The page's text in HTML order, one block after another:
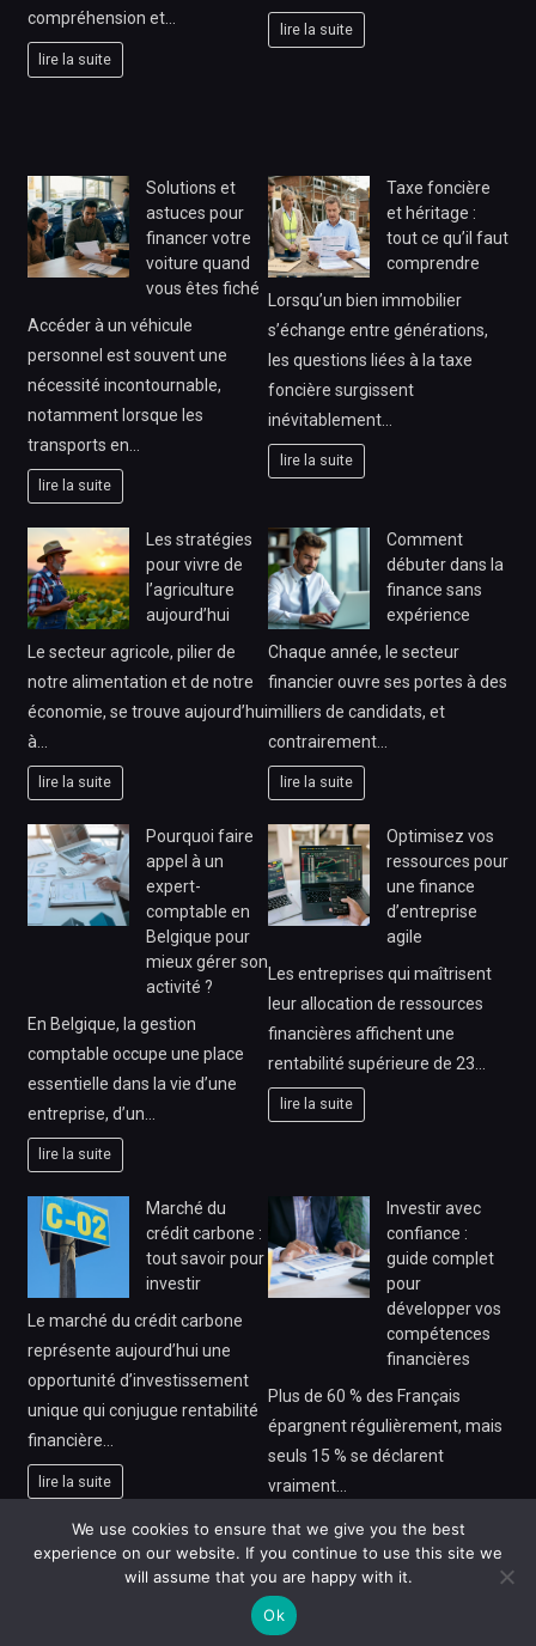
compréhension et…
lire la suite
lire la suite
Solutions et
astuces pour
financer votre
voiture quand
vous êtes fiché
Accéder à un véhicule
personnel est souvent une
nécessité incontournable,
notamment lorsque les
transports en…
lire la suite
Taxe foncière
et héritage :
tout ce qu’il faut
comprendre
Lorsqu’un bien immobilier
s’échange entre générations,
les questions liées à la taxe
foncière surgissent
inévitablement…
lire la suite
Les stratégies
pour vivre de
l’agriculture
aujourd’hui
Le secteur agricole, pilier de
notre alimentation et de notre
économie, se trouve aujourd’hui
à…
lire la suite
Comment
débuter dans la
finance sans
expérience
Chaque année, le secteur
financier ouvre ses portes à des
milliers de candidats, et
contrairement…
lire la suite
Pourquoi faire
appel à un
expert-
comptable en
Belgique pour
mieux gérer son
activité ?
En Belgique, la gestion
comptable occupe une place
essentielle dans la vie d’une
entreprise, d’un…
lire la suite
Optimisez vos
ressources pour
une finance
d’entreprise
agile
Les entreprises qui maîtrisent
leur allocation de ressources
financières affichent une
rentabilité supérieure de 23…
lire la suite
Marché du
crédit carbone :
tout savoir pour
investir
Le marché du crédit carbone
représente aujourd’hui une
opportunité d’investissement
unique qui conjugue rentabilité
financière…
lire la suite
Investir avec
confiance :
guide complet
pour
développer vos
compétences
financières
Plus de 60 % des Français
épargnent régulièrement, mais
seuls 15 % se déclarent
vraiment…
lire la suite
Theme: BlogMagazine by
We use cookies to ensure that we give you the best
experience on our website. If you continue to use this site we
will assume that you are happy with it.
Ok